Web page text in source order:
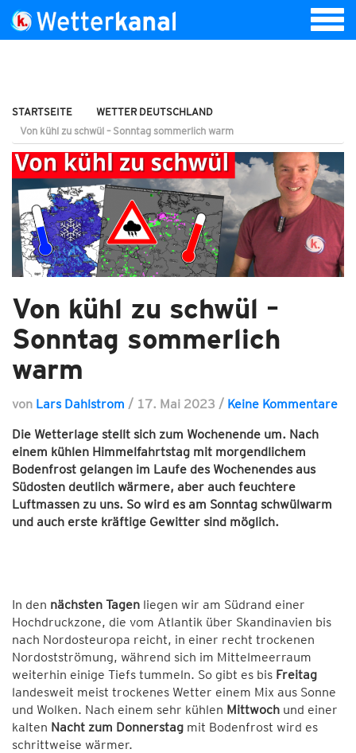
STARTSEITE
WETTER DEUTSCHLAND
Von kühl zu schwül – Sonntag sommerlich warm
Von kühl zu schwül –
Sonntag sommerlich
warm
von Lars Dahlstrom / 17. Mai 2023 / Keine Kommentare
Die Wetterlage stellt sich zum Wochenende um. Nach
einem kühlen Himmelfahrtstag mit morgendlichem
Bodenfrost gelangen im Laufe des Wochenendes aus
Südosten deutlich wärmere, aber auch feuchtere
Luftmassen zu uns. So wird es am Sonntag schwülwarm
und auch erste kräftige Gewitter sind möglich.
In den nächsten Tagen liegen wir am Südrand einer
Hochdruckzone, die vom Atlantik über Skandinavien bis
nach Nordosteuropa reicht, in einer recht trockenen
Nordostströmung, während sich im Mittelmeerraum
weiterhin einige Tiefs tummeln. So gibt es bis Freitag
landesweit meist trockenes Wetter einem Mix aus Sonne
und Wolken. Nach einem sehr kühlen Mittwoch und einer
kalten Nacht zum Donnerstag mit Bodenfrost wird es
schrittweise wärmer.